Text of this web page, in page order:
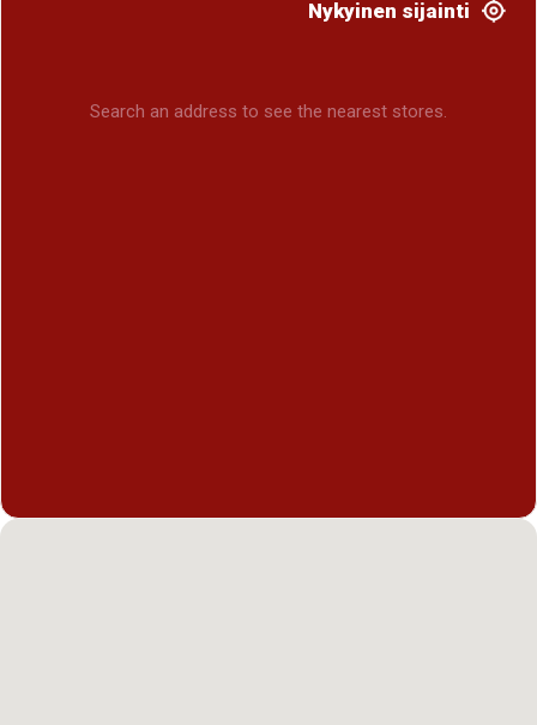
Nykyinen sijainti
Search an address to see the nearest stores.